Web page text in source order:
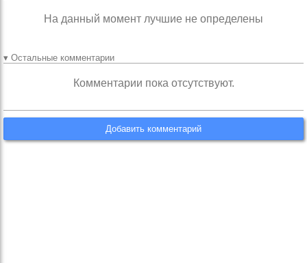
На данный момент лучшие не определены
▾ Остальные комментарии
Комментарии пока отсутствуют.
Добавить комментарий